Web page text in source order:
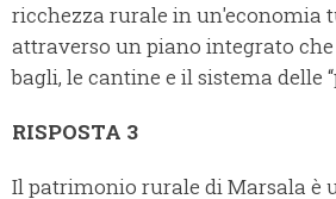
ricchezza rurale in un'economia
attraverso un piano integrato
bagli, le cantine e il sistema delle
RISPOSTA 3
Il patrimonio rurale di Marsala è